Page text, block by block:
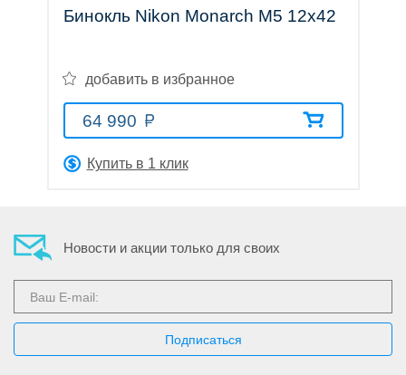
Тепловизионные
ночного
видения
Бинокль Nikon Monarch M5 12x42
добавить в избранное
64 990
Купить в 1 клик
Новости и акции только для своих